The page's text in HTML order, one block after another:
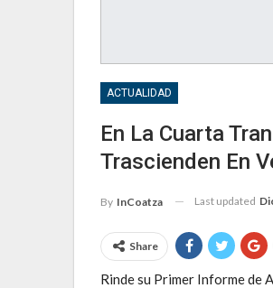
ACTUALIDAD
En La Cuarta
Trascienden En
By InCoatza Last updated
Share
Rinde su Primer Informe de